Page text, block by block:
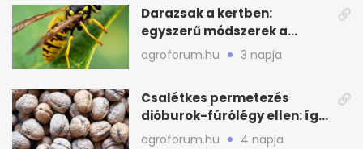
Darazsak a kertben:
egyszerű módszerek a
távoltartásukra nyáron
agroforum.hu 3 napja
Csalétkes permetezés
dióburok-fúrólégy ellen: így
csináld a kertben
agroforum.hu 4 napja